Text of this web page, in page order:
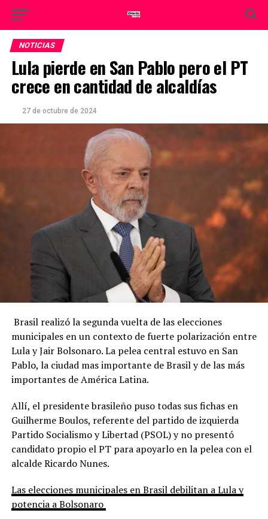
NOTICIAS
Lula pierde en San Pablo pero el PT
crece en cantidad de alcaldías
27 de octubre de 2024
Brasil realizó la segunda vuelta de las elecciones
municipales en un contexto de fuerte polarización entre
Lula y Jair Bolsonaro. La pelea central estuvo en San
Pablo, la ciudad mas importante de Brasil y de las más
importantes de América Latina.
Allí, el presidente brasileño puso todas sus fichas en
Guilherme Boulos, referente del partido de izquierda
Partido Socialismo y Libertad (PSOL) y no presentó
candidato propio el PT para apoyarlo en la pelea con el
alcalde Ricardo Nunes.
Las elecciones municipales en Brasil debilitan a Lula y
potencia a Bolsonaro